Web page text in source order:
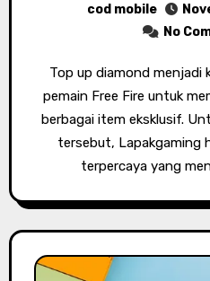
cod mobile
No
Top up diamond menjadi kebutuhan penting bagi
pemain Free Fire untuk
berbagai item eksklusif.
tersebut, Lapakgaming
terpercaya yang